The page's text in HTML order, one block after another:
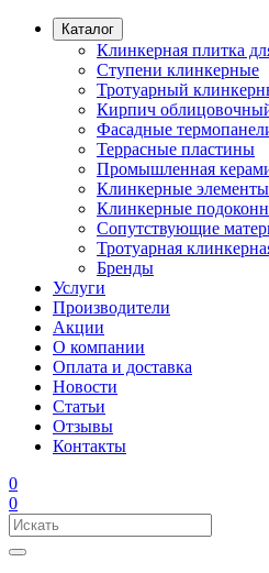
Каталог
Клинкерная плитка
Ступени клинкерные
Тротуарный
Кирпич
Фасадные
Террасные пластины
Промышленная
Клинкерные
Клинкерные
Сопутствующие
Тротуарная
Бренды
Услуги
Производители
Акции
О компании
Оплата и доставка
Новости
Статьи
Отзывы
Контакты
0
0